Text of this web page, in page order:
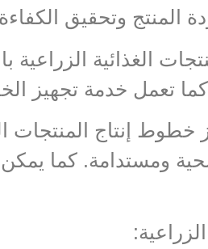
وتحقيق الكفاءة
الغذائية
تعمل خدمة تجهيز
إنتاج المنتجات
صحية ومستدامة. كما